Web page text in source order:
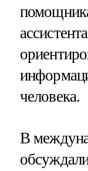
человека.
В